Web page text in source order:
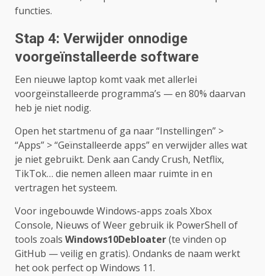
functies.
Stap 4: Verwijder onnodige
voorgeïnstalleerde software
Een nieuwe laptop komt vaak met allerlei
voorgeïnstalleerde programma’s — en 80% daarvan
heb je niet nodig.
Open het startmenu of ga naar “Instellingen” >
“Apps” > “Geïnstalleerde apps” en verwijder alles wat
je niet gebruikt. Denk aan Candy Crush, Netflix,
TikTok… die nemen alleen maar ruimte in en
vertragen het systeem.
Voor ingebouwde Windows-apps zoals Xbox
Console, Nieuws of Weer gebruik ik PowerShell of
tools zoals Windows10Debloater(te vinden op
GitHub — veilig en gratis). Ondanks de naam werkt
het ook perfect op Windows 11.